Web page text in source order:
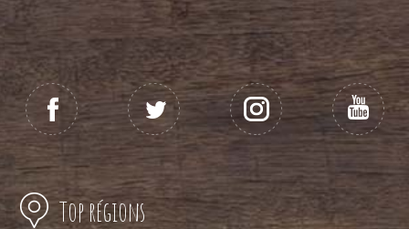
Top régions